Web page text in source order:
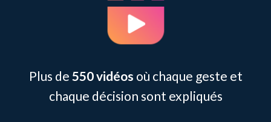
Plus de 550 vidéos où chaque geste et
chaque décision sont expliqués